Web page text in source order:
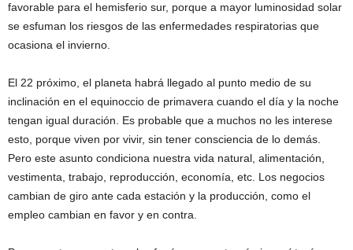
favorable para el hemisferio sur, porque a mayor luminosidad solar
se esfuman los riesgos de las enfermedades respiratorias que
ocasiona el invierno.
El 22 próximo, el planeta habrá llegado al punto medio de su
inclinación en el equinoccio de primavera cuando el día y la noche
tengan igual duración. Es probable que a muchos no les interese
esto, porque viven por vivir, sin tener consciencia de lo demás.
Pero este asunto condiciona nuestra vida natural, alimentación,
vestimenta, trabajo, reproducción, economía, etc. Los negocios
cambian de giro ante cada estación y la producción, como el
empleo cambian en favor y en contra.